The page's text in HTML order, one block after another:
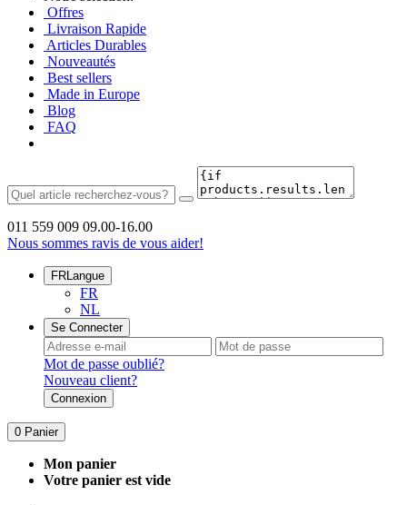
Offres
Livraison Rapide
Articles Durables
Nouveautés
Best sellers
Made in Europe
Blog
FAQ
011 559 009 09.00-16.00
Nous sommes ravis de vous aider!
FRLangue
FR
NL
Se Connecter
Mot de passe oublié?
Nouveau client?
Connexion
0 Panier
Mon panier
Votre panier est vide